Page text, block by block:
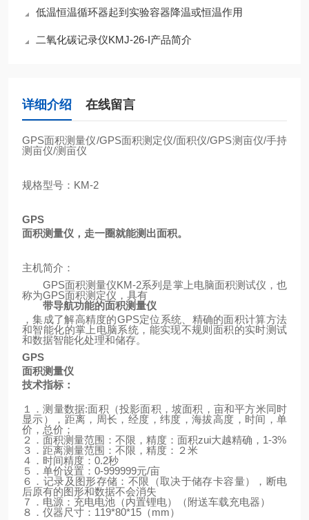
低温恒温循环器起到实验容器降温或恒温作用
二氧化碳记录仪KMJ-26-I产品简介
详细介绍 在线留言
GPS面积测量仪/GPS面积测定仪/面积仪/GPS测亩仪/手持
测亩仪/测亩仪
规格型号： KM-2
GPS
面积测量仪，走一圈就能测出面积。
主机简介：
GPS面积测量仪KM-2系列是掌上电脑面积测试仪，也
称为GPS面积测定仪，具有
带导航功能的面积测量仪
，集成了解高精度的GPS定位系统、精确的面积计算方法
和智能化的掌上电脑系统，能实现不规则面积的实时测试
和数据智能化处理和储存。
GPS
面积测量仪
技术指标：
１．测量数据:面积（投影面积，坡面积，亩和平方米同时
显示），距离，周长，经度，纬度，海拔高度，时间，单
价，总价；
２．面积测量范围：不限，精度：面积zui大越精确， 1-3%
３．距离测量范围：不限，精度：２米
４．时间精度： 0.2秒
５．单价设置： 0-999999元/亩
６．记录及图形存储：不限（取决于储存卡容量），断电
后原有的图形和数据不会消失
７．电源：充电电池（内置锂电）
（附送车载充电器）
８．仪器尺寸： 119*80*15 （mm）